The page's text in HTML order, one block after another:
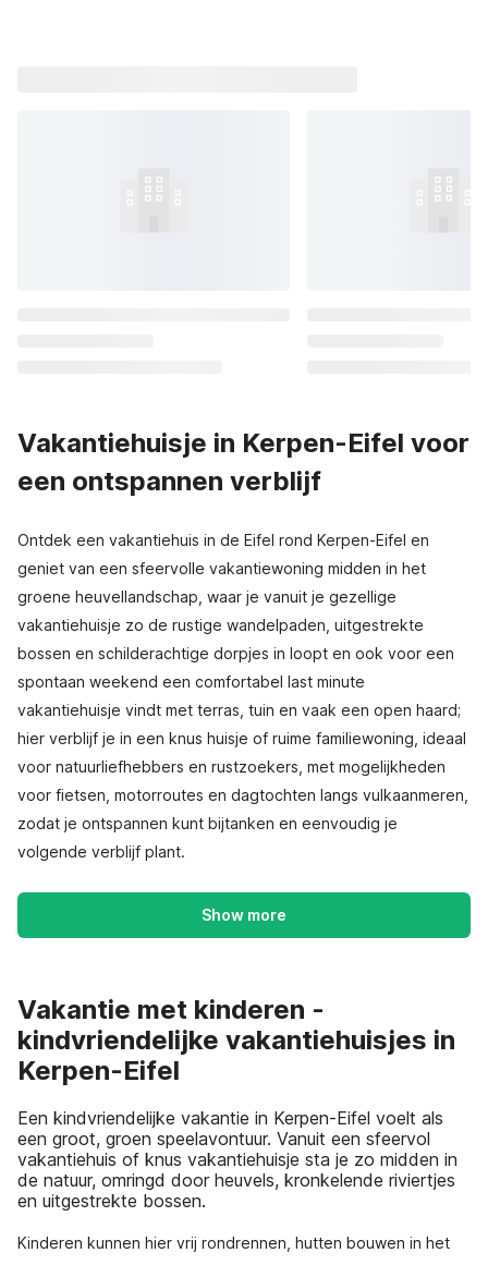
Vakantiehuisje in Kerpen-Eifel voor
een ontspannen verblijf
Ontdek een vakantiehuis in de Eifel rond Kerpen-Eifel en
geniet van een sfeervolle vakantiewoning midden in het
groene heuvellandschap, waar je vanuit je gezellige
vakantiehuisje zo de rustige wandelpaden, uitgestrekte
bossen en schilderachtige dorpjes in loopt en ook voor een
spontaan weekend een comfortabel last minute
vakantiehuisje vindt met terras, tuin en vaak een open haard;
hier verblijf je in een knus huisje of ruime familiewoning, ideaal
voor natuurliefhebbers en rustzoekers, met mogelijkheden
voor fietsen, motorroutes en dagtochten langs vulkaanmeren,
zodat je ontspannen kunt bijtanken en eenvoudig je
volgende verblijf plant.
Show more
Vakantie met kinderen -
kindvriendelijke vakantiehuisjes in
Kerpen-Eifel
Een kindvriendelijke vakantie in Kerpen-Eifel voelt als
een groot, groen speelavontuur. Vanuit een sfeervol
vakantiehuis of knus vakantiehuisje sta je zo midden in
de natuur, omringd door heuvels, kronkelende riviertjes
en uitgestrekte bossen.
Kinderen kunnen hier vrij rondrennen, hutten bouwen in het